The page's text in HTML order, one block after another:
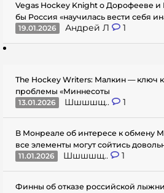
Vegas Hockey Knight о Дорофееве
бы Россия «научилась вести себя
19.01.2026
Андрей Л 1
The Hockey Writers: Малкин — ключ
проблемы «Миннесоты
13.01.2026
Шшшшщ.. 1
В Монреале об интересе к обмену
все элементы могут сойтись
11.01.2026
Шшшшщ.. 1
Финны об отказе российской